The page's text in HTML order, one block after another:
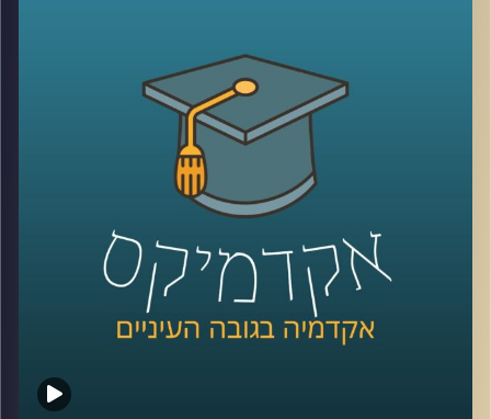
שמירה על קשר עם חברים, מציאת עבודה, אבל גם המון דברים
שליליים, אנחנו נחשפים לדברים שעושים לנו רע, מתגברים
יכולים לפתח הפרעות אכילה או דיכאון ועל אף שרובנו מבינים
את הנזקים הפוטנציאלים קשה לנו להתנתק או אפילו להמעיט
אז מה אפשר לעשות?
כדי לענות על השאלה הזו הצטרף אליי היום פרופ׳ צחי חייט,
ראש ההתמחות השיווקית בביה"ס סמי עופר לתקשורת.
קרדיט תמונות:AudioVersity